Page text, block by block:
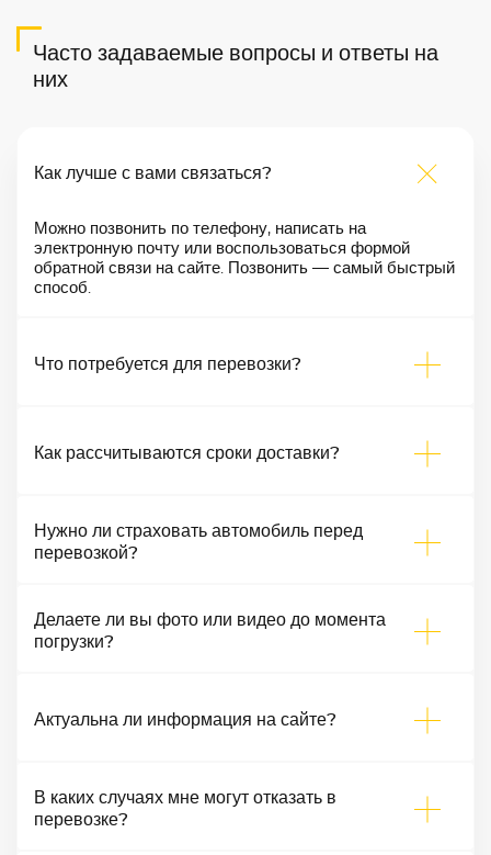
Часто задаваемые вопросы и ответы на
них
Как лучше с вами связаться?
Можно позвонить по телефону, написать на
электронную почту или воспользоваться формой
обратной связи на сайте. Позвонить — самый быстрый
способ.
Что потребуется для перевозки?
Как рассчитываются сроки доставки?
Нужно ли страховать автомобиль перед
перевозкой?
Делаете ли вы фото или видео до момента
погрузки?
Актуальна ли информация на сайте?
В каких случаях мне могут отказать в
перевозке?